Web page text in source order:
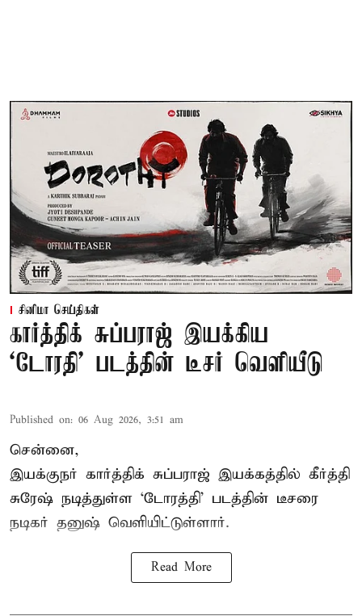
சினிமா செய்திகள்
கார்த்திக் சுப்பராஜ் இயக்கிய
`டோரதி' படத்தின் டீசர் வெளியீடு
Published on: 06 Aug 2026, 3:51 am
சென்னை,
இயக்குநர் கார்த்திக் சுப்பராஜ் இயக்கத்தில் கீர்த்தி
சுரேஷ் நடித்துள்ள `டோரத்தி' படத்தின் டீசரை
நடிகர் தனுஷ் வெளியிட்டுள்ளார்.
Read More